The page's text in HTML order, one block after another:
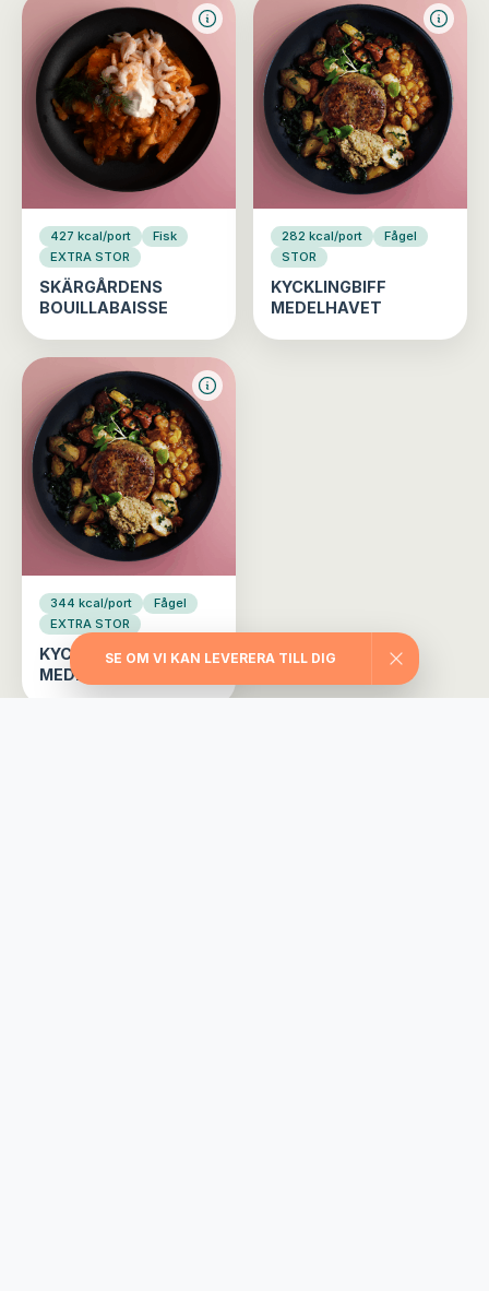
427 kcal/port
Fisk
EXTRA STOR
SKÄRGÅRDENS
BOUILLABAISSE
282 kcal/port
Fågel
STOR
KYCKLINGBIFF
MEDELHAVET
344 kcal/port
Fågel
EXTRA STOR
KYCKLINGBIFF
MEDELHAVET
SE OM VI KAN LEVERERA TILL DIG